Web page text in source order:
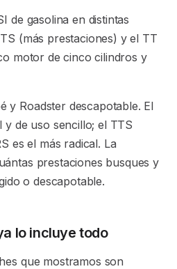
de gasolina en distintas
(más prestaciones) y el TT
motor de cinco cilindros y
y Roadster descapotable. El
de uso sencillo; el TTS
es el más radical. La
prestaciones busques y
o descapotable.
lo incluye todo
que mostramos son